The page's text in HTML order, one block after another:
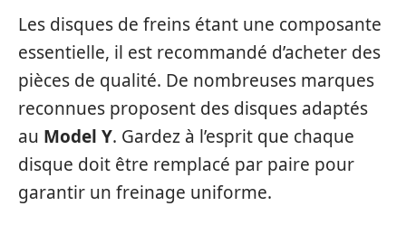
Les disques de freins étant une composante
essentielle, il est recommandé d’acheter des
pièces de qualité. De nombreuses marques
reconnues proposent des disques adaptés
au Model Y. Gardez à l’esprit que chaque
disque doit être remplacé par paire pour
garantir un freinage uniforme.